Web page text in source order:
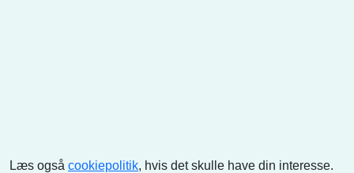
Læs også cookiepolitik, hvis det skulle have din interesse.